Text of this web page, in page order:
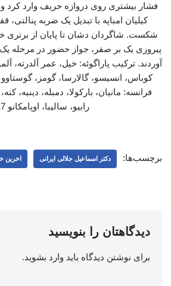
کیلیان امباپه با تبدیل یک ضربه پنالتی،
شکست. شاگردان دشان تا پایان از برتری
پیروزی یک بر صفر، جواز حضور در مرحله
آوردند. ترکیب پاراگوئه: خیل، عمر آلدرته،
کوباس، انسیسو، گالارسا، گومز،
فرانسه: مانیان، بارکولا، دمبله، دینیه،
رابیو، سالیبا، اوپامکانو 1717
برچسب‌ها: دکتر اسماعیل جلالی ایرانی اخرین
دیدگاهتان را بنویسید
برای نوشتن دیدگاه باید وارد بشوید.